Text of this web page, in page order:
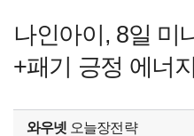
나인아이, 8일
+패기 긍정 에너
와우넷 오늘장전략